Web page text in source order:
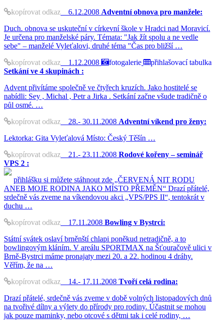
kopírovat odkaz 6.12.2008 Adventní obnova pro manžele:
Duch. obnova se uskuteční v církevní škole v Hradci nad Moravicí.
Je určena pro manželské páry. Témata: "Jak žít spolu a ne vedle
sebe" – manželé Vyleťalovi, druhé téma "Čas pro bližší …
kopírovat odkaz 1.12.2008 fotogalerie přihlašovací tabulka
Setkání ve 4 skupinách :
Advent přivítáme společně ve čtyřech kruzích. Jako hostitelé se
nabídli: Sey , Michal , Petr a Jirka . Setkání začne všude tradičně o
půl osmé. …
kopírovat odkaz 28.- 30.11.2008 Adventní víkend pro ženy:
Lektorka: Gita Vyleťalová Místo: Český Těšín …
kopírovat odkaz 21.- 23.11.2008 Rodové kořeny – seminář
VPS 2 :
přihlášku si můžete stáhnout zde „ČERVENÁ NIT RODU
ANEB MOJE RODINA JAKO MÍSTO PŘEMĚN“ Drazí přátelé,
srdečně vás zveme na víkendovou akci „VPS/PPS II“, tentokrát v
duchu …
kopírovat odkaz 17.11.2008 Bowling v Bystrci:
Státní svátek oslaví brněnští chlapi poněkud netradičně, a to
bowlingovým kláním. V areálu SPORTMAX na Šťouračově ulici v
Brně-Bystrci máme pronajaty mezi 20. a 22. hodinou 4 dráhy.
Věřím, že na …
kopírovat odkaz 14.- 17.11.2008 Tvoří celá rodina:
Drazí přátelé, srdečně vás zveme v době volných listopadových dnů
na tvořivé dílny a výlety do přírody pro rodiny. Účastnit se mohou
jak pouze maminky, nebo otcové s dětmi tak i celé rodiny, …